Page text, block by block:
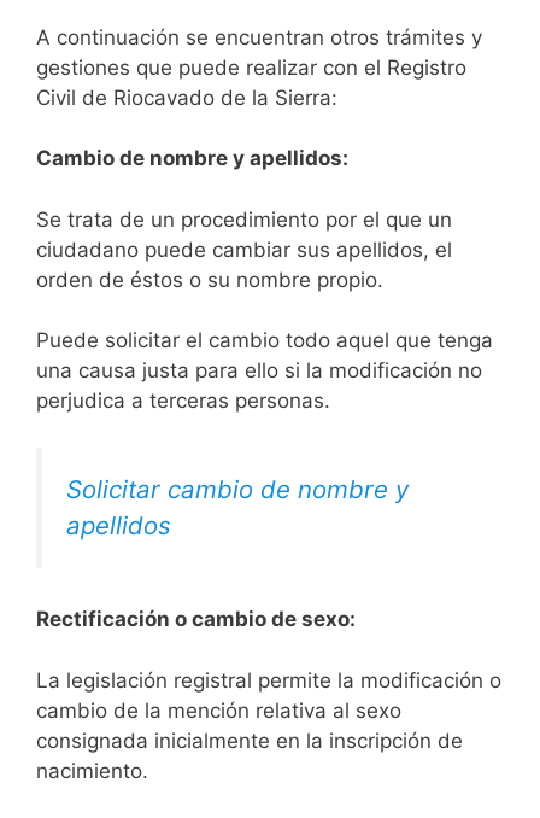
A continuación se encuentran otros trámites y
gestiones que puede realizar con el Registro
Civil de Riocavado de la Sierra:
Cambio de nombre y apellidos:
Se trata de un procedimiento por el que un
ciudadano puede cambiar sus apellidos, el
orden de éstos o su nombre propio.
Puede solicitar el cambio todo aquel que tenga
una causa justa para ello si la modificación no
perjudica a terceras personas.
Solicitar cambio de nombre y
apellidos
Rectificación o cambio de sexo:
La legislación registral permite la modificación o
cambio de la mención relativa al sexo
consignada inicialmente en la inscripción de
nacimiento.